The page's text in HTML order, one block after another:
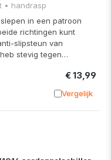
Groenten & fruit • handrasp
in een patroon
richtingen kunt
slipsteun van
stevig tegen…
€ 13,99
Vergelijk